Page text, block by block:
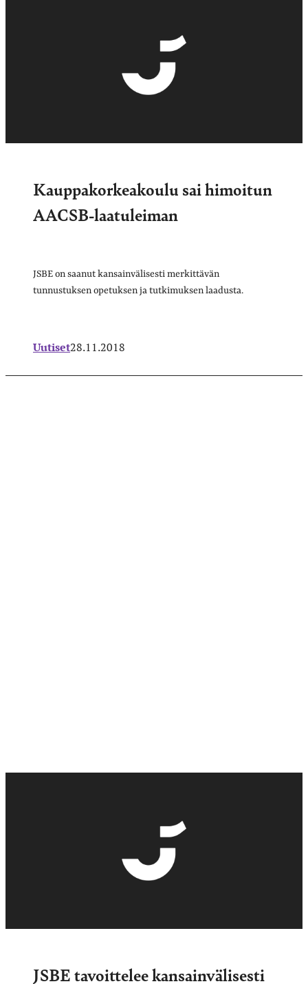
Kauppakorkeakoulu sai himoitun
AACSB-laatuleiman
JSBE on saanut kansainvälisesti merkittävän
tunnustuksen opetuksen ja tutkimuksen laadusta.
Uutiset28.11.2018
JSBE tavoittelee kansainvälisesti